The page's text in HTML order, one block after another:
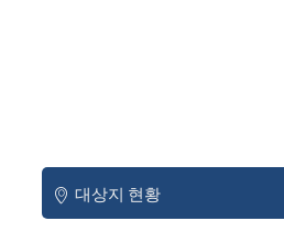
대상지 현황